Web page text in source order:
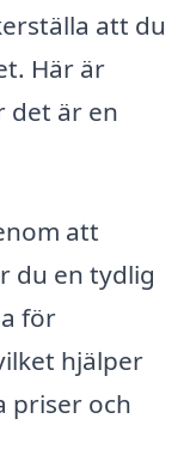
att du
Här är
det är en
att
du en tydlig
för
hjälper
priser och